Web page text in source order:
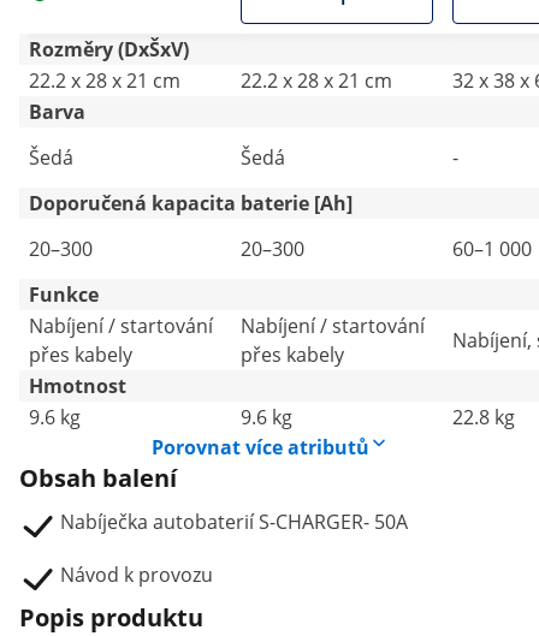
Rozměry (DxŠxV)
22.2 x 28 x 21 cm
22.2 x 28 x 21 cm
32 x 38 x
Barva
Šedá
Šedá
-
Doporučená kapacita baterie [Ah]
20–300
20–300
60–1 000
Funkce
Nabíjení / startování
přes kabely
Nabíjení / startování
přes kabely
Hmotnost
9.6 kg
9.6 kg
22.8 kg
Porovnat více atributů
Obsah balení
Nabíječka autobaterií S-CHARGER- 50A
Návod k provozu
Popis produktu